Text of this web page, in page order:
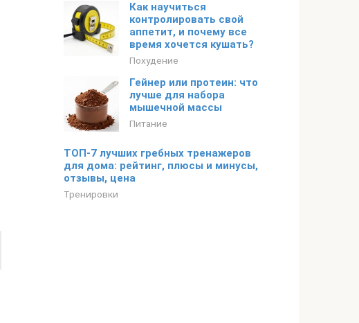
Как научиться
контролировать свой
аппетит, и почему все
время хочется кушать?
Похудение
Гейнер или протеин: что
лучше для набора
мышечной массы
Питание
ТОП-7 лучших гребных тренажеров
для дома: рейтинг, плюсы и минусы,
отзывы, цена
Тренировки